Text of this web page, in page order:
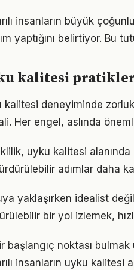
insanların büyük
yaptığını belirtiyor. Bu
kalitesi
kalitesi deneyiminde
Her engel, aslında
uyku kalitesi
adımlar daha
yaklaşırken idealist
bir yol izlemek,
başlangıç noktası
insanların uyku kalitesi